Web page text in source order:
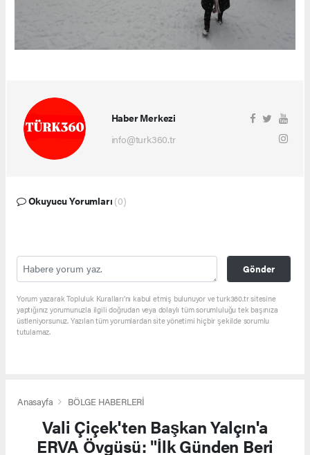
Haber Merkezi
info@turk360.tr
Okuyucu Yorumları (0)
Gönder
Yorum yazarak Topluluk Kuralları’nı kabul etmiş bulunuyor ve turk360.tr sitesine
yaptığınız yorumunuzla ilgili doğrudan veya dolaylı tüm sorumluluğu tek başınıza
üstleniyorsunuz. Yazılan tüm yorumlardan site yönetimi hiçbir şekilde sorumlu
tutulamaz.
Anasayfa BÖLGE HABERLERİ
Vali Çiçek'ten Başkan Yalçın'a
ERVA Övgüsü: "İlk Günden Beri